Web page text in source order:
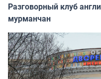
Разговорный клуб
мурманчан